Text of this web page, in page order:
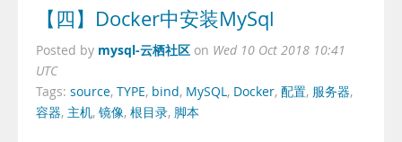
【四】Docker中安装MySql
Posted by mysql-云栖社区 on Wed 10 Oct 2018 10:41
UTC
Tags: source, TYPE, bind, MySQL, Docker, 配置, 服务器,
容器, 主机, 镜像, 根目录, 脚本